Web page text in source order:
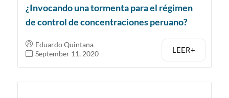
¿Invocando una tormenta para el régimen
de control de concentraciones peruano?
Eduardo Quintana
September 11, 2020
LEER+